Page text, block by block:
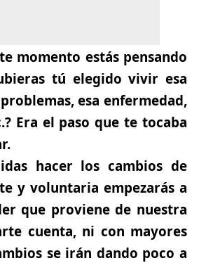
momento estás pensando
tú elegido vivir esa
esa enfermedad,
Era el paso que te tocaba
hacer los cambios de
y voluntaria empezarás a
que proviene de nuestra
cuenta, ni con mayores
se irán dando poco a